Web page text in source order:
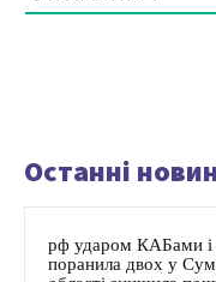
Останні
рф ударом КАБами і
поранила двох у